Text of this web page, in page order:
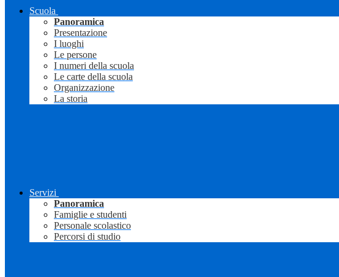
Scuola
Panoramica
Presentazione
I luoghi
Le persone
I numeri della scuola
Le carte della scuola
Organizzazione
La storia
Servizi
Panoramica
Famiglie e studenti
Personale scolastico
Percorsi di studio